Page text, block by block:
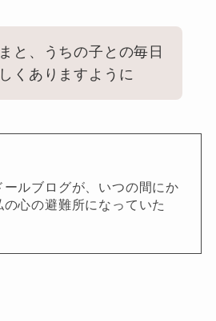
と、うちの子との毎日
くありますように
ールブログが、いつの間にか
の心の避難所になっていた